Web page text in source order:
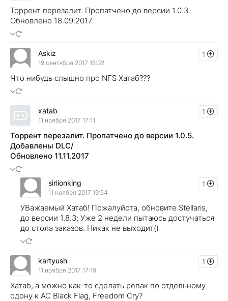
Торрент перезалит. Пропатчено до версии 1.0.3.
Обновлено 18.09.2017
1
Askiz
19 сентября 2017 18:02
Что нибудь слышно про NFS Хатаб???
1
xatab
11 ноября 2017 17:11
Торрент перезалит. Пропатчено до версии 1.0.5.
Добавлены DLC/
Обновлено 11.11.2017
1
sirlionking
11 ноября 2017 19:54
УВажаемый Хатаб! Пожалуйста, обновите Stellaris,
до версии 1.8.3; Уже 2 недели пытаюсь достучаться
до стола заказов. Никак не выходит((
1
kartyush
11 ноября 2017 17:19
Хатаб, а можно как-то сделать репак по отдельному
одону к AC Black Flag, Freedom Cry?